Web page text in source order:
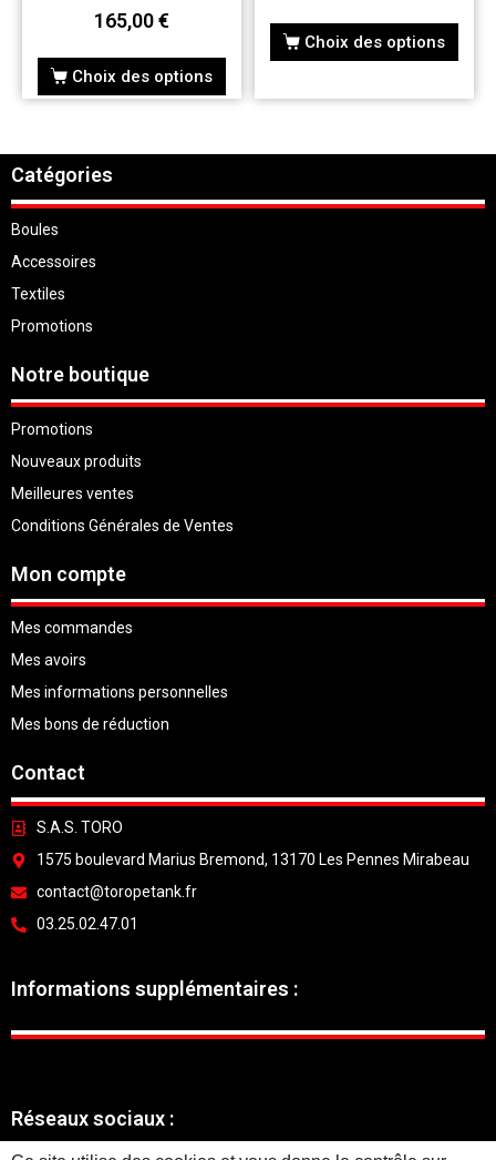
165,00€
Choix des options
Choix des options
Catégories
Boules
Accessoires
Textiles
Promotions
Notre boutique
Promotions
Nouveaux produits
Meilleures ventes
Conditions Générales de Ventes
Mon compte
Mes commandes
Mes avoirs
Mes informations personnelles
Mes bons de réduction
Contact
S.A.S. TORO
1575 boulevard Marius Bremond, 13170 Les Pennes Mirabeau
contact@toropetank.fr
03.25.02.47.01
Informations supplémentaires :
Réseaux sociaux :